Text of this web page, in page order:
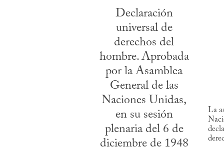
Declaración
universal de
derechos del
hombre. Aprobada
por la Asamblea
General de las
Naciones Unidas,
en su sesión
plenaria del 6 de
diciembre de 1948
La